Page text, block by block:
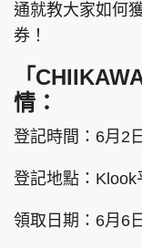
頭條日報
頭條搵工
通就教大家如何
券！
「
情：
登記時間：6月2
登記地點：
領取日期：6月6